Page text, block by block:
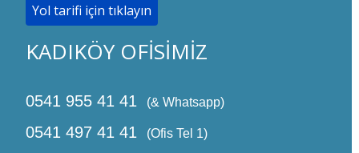
Yol tarifi için tıklayın
KADIKÖY OFİSİMİZ
0541 955 41 41 (& Whatsapp)
0541 497 41 41 (Ofis Tel 1)